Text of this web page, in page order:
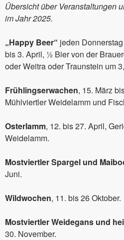
Übersicht über Veranstaltungen
im Jahr 2025.
„Happy Beer“ jeden
bis 3. April, ½ Bier von der
oder Weitra oder Traunstein um
Frühlingserwachen, 15. März
Mühlviertler Weidelamm und
Osterlamm, 12. bis 27. April,
Weidelamm.
Mostviertler Spargel und
Juni.
Wildwochen, 11. bis 26 Oktober.
Mostviertler Weidegans und
30. November.